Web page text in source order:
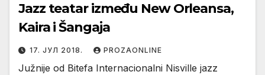
Jazz teatar između New Orleansa,
Kaira i Šangaja
17. ЈУЛ 2018. PROZAONLINE
Južnije od Bitefa Internacionalni Nisville jazz